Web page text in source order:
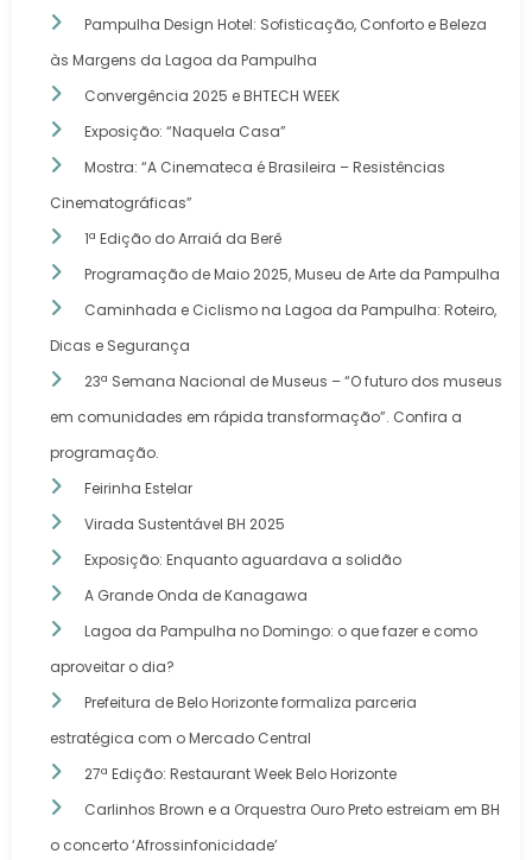
Pampulha Design Hotel: Sofisticação, Conforto e Beleza
às Margens da Lagoa da Pampulha
Convergência 2025 e BHTECH WEEK
Exposição: “Naquela Casa”
Mostra: “A Cinemateca é Brasileira – Resistências
Cinematográficas”
1ª Edição do Arraiá da Berê
Programação de Maio 2025, Museu de Arte da Pampulha
Caminhada e Ciclismo na Lagoa da Pampulha: Roteiro,
Dicas e Segurança
23ª Semana Nacional de Museus – “O futuro dos museus
em comunidades em rápida transformação”. Confira a
programação.
Feirinha Estelar
Virada Sustentável BH 2025
Exposição: Enquanto aguardava a solidão
A Grande Onda de Kanagawa
Lagoa da Pampulha no Domingo: o que fazer e como
aproveitar o dia?
Prefeitura de Belo Horizonte formaliza parceria
estratégica com o Mercado Central
27ª Edição: Restaurant Week Belo Horizonte
Carlinhos Brown e a Orquestra Ouro Preto estreiam em BH
o concerto ‘Afrossinfonicidade’